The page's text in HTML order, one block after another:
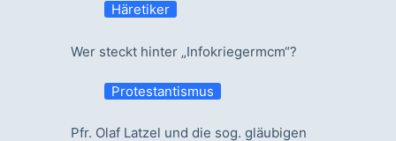
Häretiker
Wer steckt hinter „Infokriegermcm“?
Protestantismus
Pfr. Olaf Latzel und die sog. gläubigen